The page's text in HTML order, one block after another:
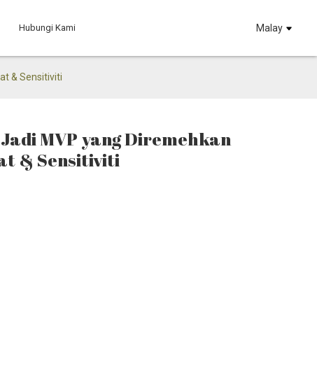
Hubungi Kami Malay
& Sensitiviti
MVP yang Diremehkan
& Sensitiviti